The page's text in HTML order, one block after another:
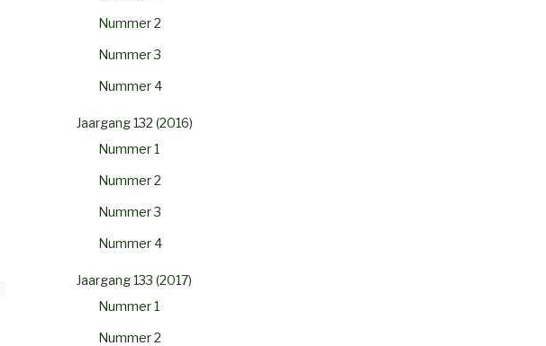
Nummer 2
Nummer 3
Nummer 4
Jaargang 132 (2016)
Nummer 1
Nummer 2
Nummer 3
Nummer 4
Jaargang 133 (2017)
Nummer 1
Nummer 2